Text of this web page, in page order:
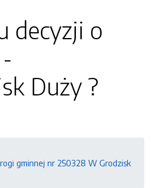
decyzji o
Duży ?
gminnej nr 250328 W Grodzisk